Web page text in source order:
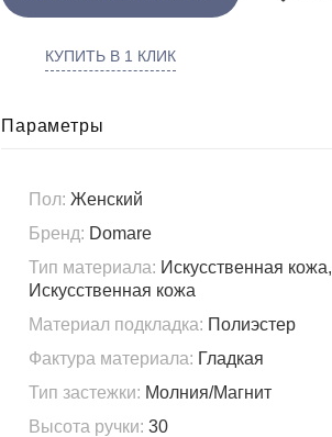
КУПИТЬ В 1 КЛИК
Параметры
Пол: Женский
Бренд: Domare
Тип материала: Искусственная кожа,
Искусственная кожа
Материал подкладка: Полиэстер
Фактура материала: Гладкая
Тип застежки: Молния/Магнит
Высота ручки: 30